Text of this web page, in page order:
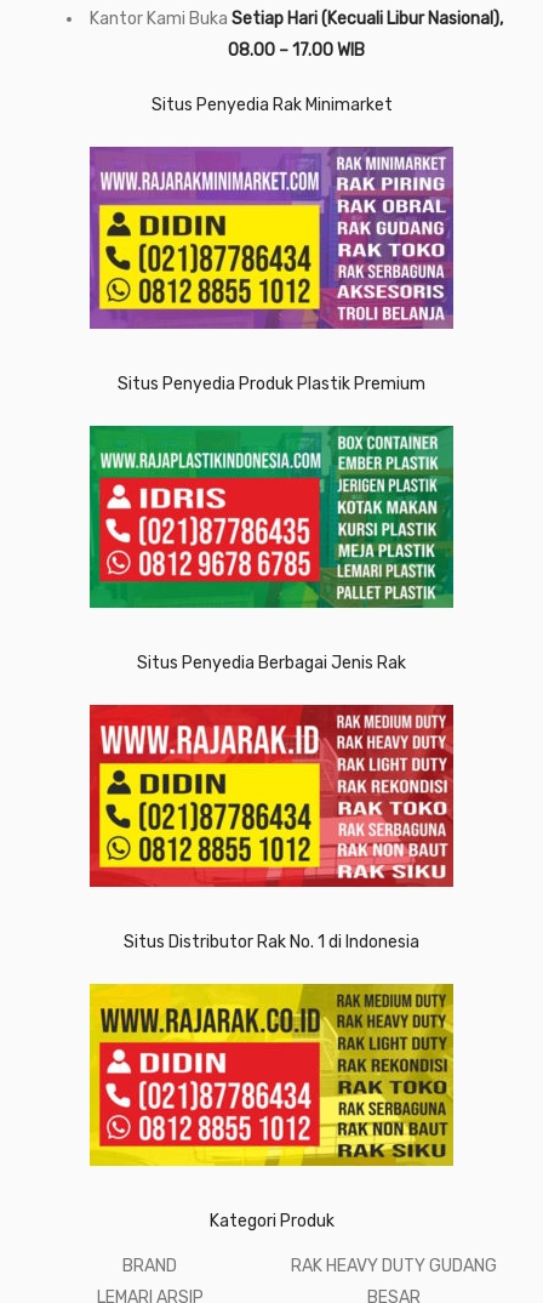
Kantor Kami Buka Setiap Hari (Kecuali Libur Nasional),
08.00 – 17.00 WIB
Situs Penyedia Rak Minimarket
Situs Penyedia Produk Plastik Premium
Situs Penyedia Berbagai Jenis Rak
Situs Distributor Rak No. 1 di Indonesia
Kategori Produk
BRAND
LEMARI ARSIP
RAK HEAVY DUTY GUDANG
BESAR